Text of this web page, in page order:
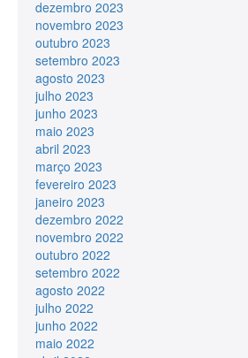
dezembro 2023
novembro 2023
outubro 2023
setembro 2023
agosto 2023
julho 2023
junho 2023
maio 2023
abril 2023
março 2023
fevereiro 2023
janeiro 2023
dezembro 2022
novembro 2022
outubro 2022
setembro 2022
agosto 2022
julho 2022
junho 2022
maio 2022